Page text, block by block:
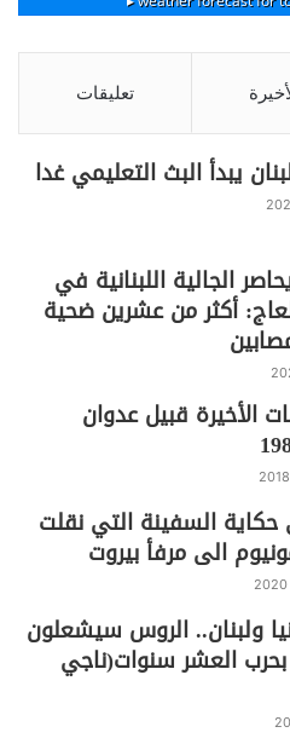
k
تعليقات
يبدأ البث التعليمي غدا
الجالية اللبنانية في
أكثر من عشرين ضحية
الأخيرة قبيل عدوان
السفينة التي نقلت
الى مرفأ بيروت
ولبنان.. الروس سيشعلون
العشر سنوات(ناجي